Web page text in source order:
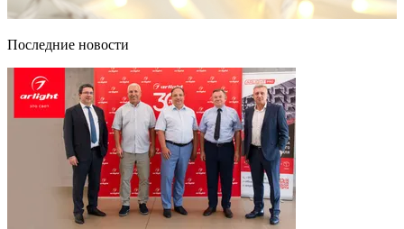
Последние новости